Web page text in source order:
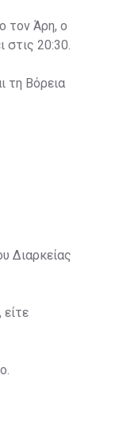
τον Άρη, ο
στις 20:30.
τη Βόρεια
Διαρκείας
είτε